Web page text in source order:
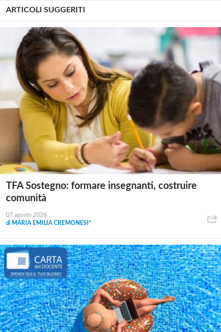
ARTICOLI SUGGERITI
TFA Sostegno: formare insegnanti, costruire
comunità
07 agosto 2026
di MARIA EMILIA CREMONESI*